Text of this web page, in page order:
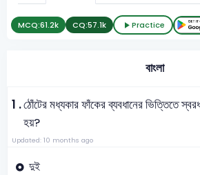
MCQ:61.2k CQ:57.1k Practice
বাংলা
1 .ঠোঁটের মধ্যকার ফাঁকের ব্যবধানের ভিত্তিতে
হয়?
Updated: 10 months ago
দুই